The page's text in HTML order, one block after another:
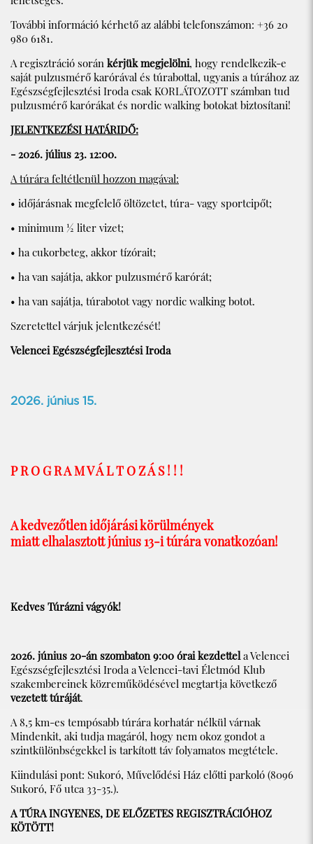
További információ kérhető az alábbi telefonszámon: +36 20
980 6181.
A regisztráció során kérjük megjelölni, hogy rendelkezik-e
saját pulzusmérő karórával és túrabottal, ugyanis a túrához az
Egészségfejlesztési Iroda csak KORLÁTOZOTT számban tud
pulzusmérő karórákat és nordic walking botokat biztosítani!
JELENTKEZÉSI HATÁRIDŐ:
- 2026. július 23. 12:00.
A túrára feltétlenül hozzon magával:
• időjárásnak megfelelő öltözetet, túra- vagy sportcipőt;
• minimum ½ liter vizet;
• ha cukorbeteg, akkor tízórait;
• ha van sajátja, akkor pulzusmérő karórát;
• ha van sajátja, túrabotot vagy nordic walking botot.
Szeretettel várjuk jelentkezését!
Velencei Egészségfejlesztési Iroda
2026. június 15.
P R O G R A M V Á L T O Z Á S ! ! !
A kedvezőtlen időjárási körülmények
miatt elhalasztott június 13-i túrára vonatkozóan!
Kedves Túrázni vágyók!
2026. június 20-án szombaton 9:00 órai kezdettela Velencei
Egészségfejlesztési Iroda a Velencei-tavi Életmód Klub
szakembereinek közreműködésével megtartja következő
vezetett túráját.
A 8,5 km-es tempósabb túrára korhatár nélkül várnak
Mindenkit, aki tudja magáról, hogy nem okoz gondot a
szintkülönbségekkel is tarkított táv folyamatos megtétele.
Kiindulási pont: Sukoró, Művelődési Ház előtti parkoló (8096
Sukoró, Fő utca 33-35.).
A TÚRA INGYENES, DE ELŐZETES REGISZTRÁCIÓHOZ
KÖTÖTT!